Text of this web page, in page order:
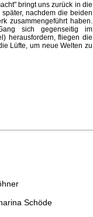
bringt uns zurück in die
nachdem die beiden
zusammengeführt haben.
sich gegenseitig im
herausfordern, fliegen die
Lüfte, um neue Welten zu
Schöde